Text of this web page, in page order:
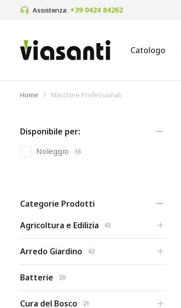
Assistenza: +39 0424 84262
Catologo
Tu sei qui:
Home Macchine Professionali
Disponibile per:
Noleggio 16
Categorie Prodotti
Agricoltura e Edilizia
43
Arredo Giardino 42
Batterie 20
Cura del Bosco 21